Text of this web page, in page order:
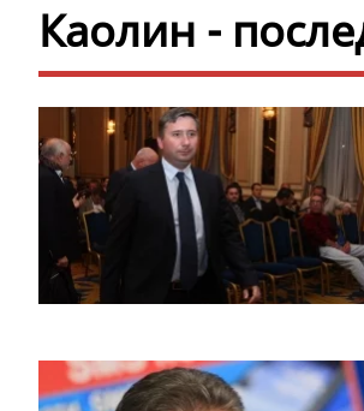
Каолин -